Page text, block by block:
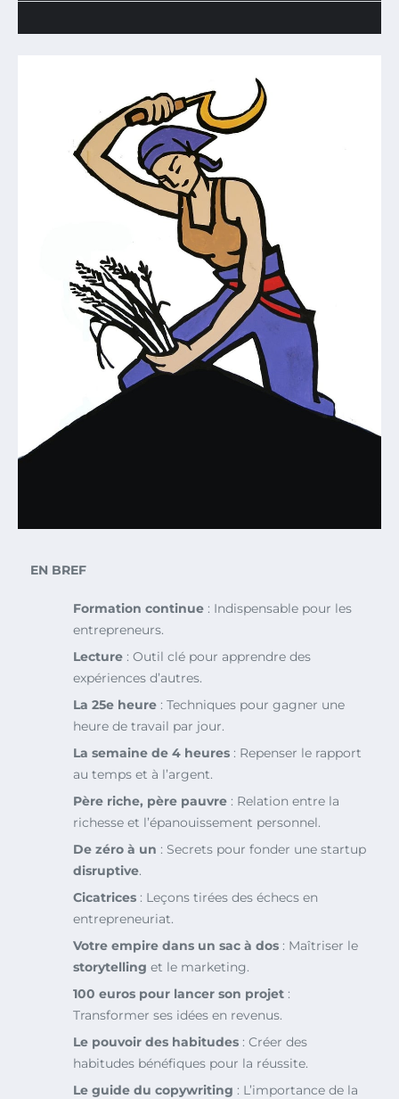
EN BREF
Formation continue : Indispensable pour les
entrepreneurs.
Lecture : Outil clé pour apprendre des
expériences d’autres.
La 25e heure : Techniques pour gagner une
heure de travail par jour.
La semaine de 4 heures : Repenser le rapport
au temps et à l’argent.
Père riche, père pauvre : Relation entre la
richesse et l’épanouissement personnel.
De zéro à un : Secrets pour fonder une startup
disruptive.
Cicatrices : Leçons tirées des échecs en
entrepreneuriat.
Votre empire dans un sac à dos : Maîtriser le
storytelling et le marketing.
100 euros pour lancer son projet :
Transformer ses idées en revenus.
Le pouvoir des habitudes : Créer des
habitudes bénéfiques pour la réussite.
Le guide du copywriting : L’importance de la